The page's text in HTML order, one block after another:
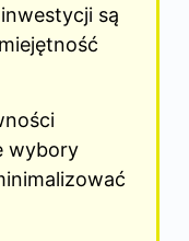
są
wybory